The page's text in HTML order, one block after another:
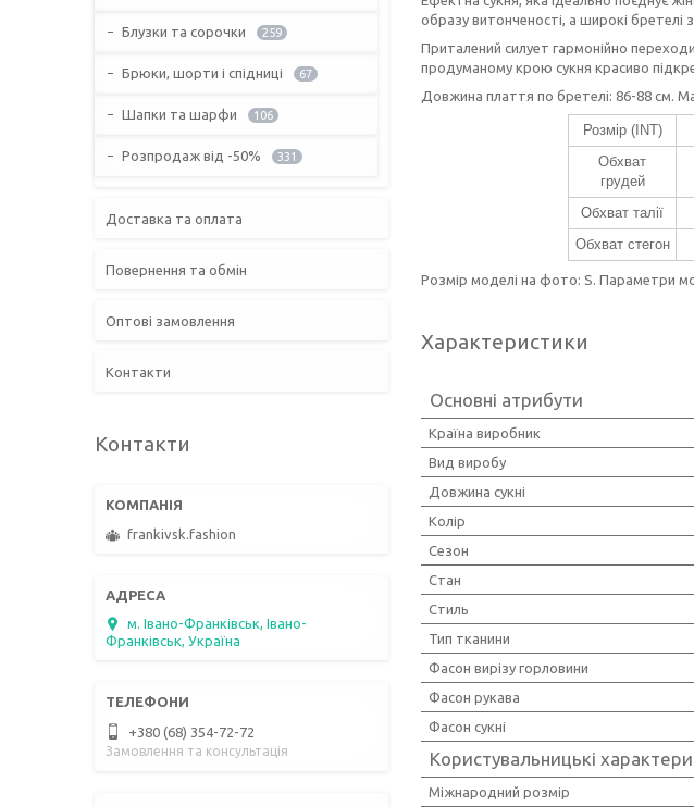
образу витонченості, а широкі
Приталений силует гармонійно
продуманому крою сукня красиво
Довжина плаття по бретелі: 86-88 см.
Розмір (INT)
Обхват
грудей
Обхват талії
Обхват стегон
Розмір моделі на фото: S. Параметри
Характеристики
Основні атрибути
Країна виробник
Вид виробу
Довжина сукні
Колір
Сезон
Стан
Стиль
Тип тканини
Фасон вирізу горловини
Фасон рукава
Фасон сукні
Користувальницькі
Міжнародний розмір
Блузки та сорочки 259
Брюки, шорти і спідниці 67
Шапки та шарфи 106
Розпродаж від -50% 331
Доставка та оплата
Повернення та обмін
Оптові замовлення
Контакти
Контакти
frankivsk.fashion
м. Івано-Франківськ, Івано-
Франківськ, Україна
+380 (68) 354-72-72
Замовлення та консультація